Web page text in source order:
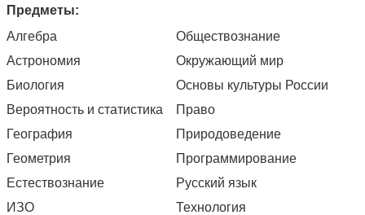
Предметы:
Алгебра
Астрономия
Биология
Вероятность и статистика
География
Геометрия
Естествознание
ИЗО
Обществознание
Окружающий мир
Основы культуры России
Право
Природоведение
Программирование
Русский язык
Технология